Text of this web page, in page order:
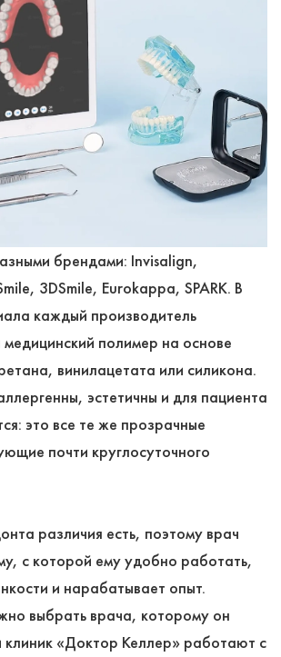
брендами: Invisalign,
3DSmile, Eurokappa, SPARK. В
каждый производитель
медицинский полимер на основе
винилацетата или силикона.
эстетичны и для пациента
это все те же прозрачные
почти круглосуточного
различия есть, поэтому врач
с которой ему удобно работать,
и нарабатывает опыт.
выбрать врача, которому он
клиник «Доктор Келлер» работают с